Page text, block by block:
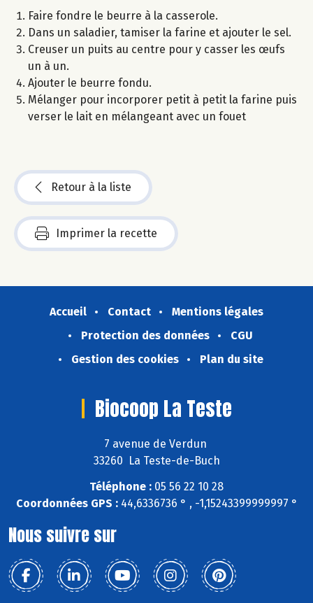
Faire fondre le beurre à la casserole.
Dans un saladier, tamiser la farine et ajouter le sel.
Creuser un puits au centre pour y casser les œufs
un à un.
Ajouter le beurre fondu.
Mélanger pour incorporer petit à petit la farine puis
verser le lait en mélangeant avec un fouet
Retour à la liste
Imprimer la recette
Accueil Contact
Mentions légales
Protection des données
CGU
Gestion des cookies
Plan du site
Biocoop La Teste
7 avenue de Verdun
33260 La Teste-de-Buch
Téléphone : 05 56 22 10 28
Coordonnées GPS :44,6336736 ° , -1,15243399999997 °
Nous suivre sur